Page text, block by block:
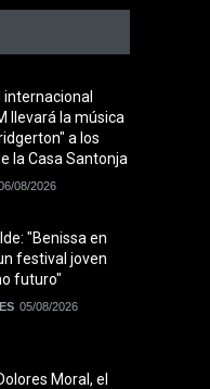
internacional
llevará la música
a los
la Casa Santonja
08/2026
"Benissa en
festival joven
futuro"
05/08/2026
Moral, el